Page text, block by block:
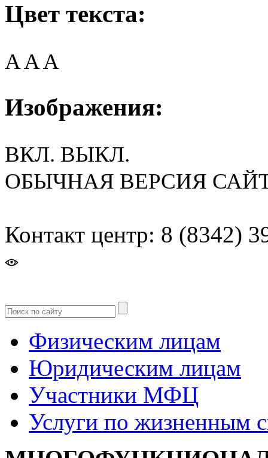
Цвет текста:
AAA
Изображения:
ВКЛ. ВЫКЛ.
ОБЫЧНАЯ ВЕРСИЯ
Контакт центр: 8 (8342)
Физическим лицам
Юридическим лицам
Участники МФЦ
Услуги по жизненным